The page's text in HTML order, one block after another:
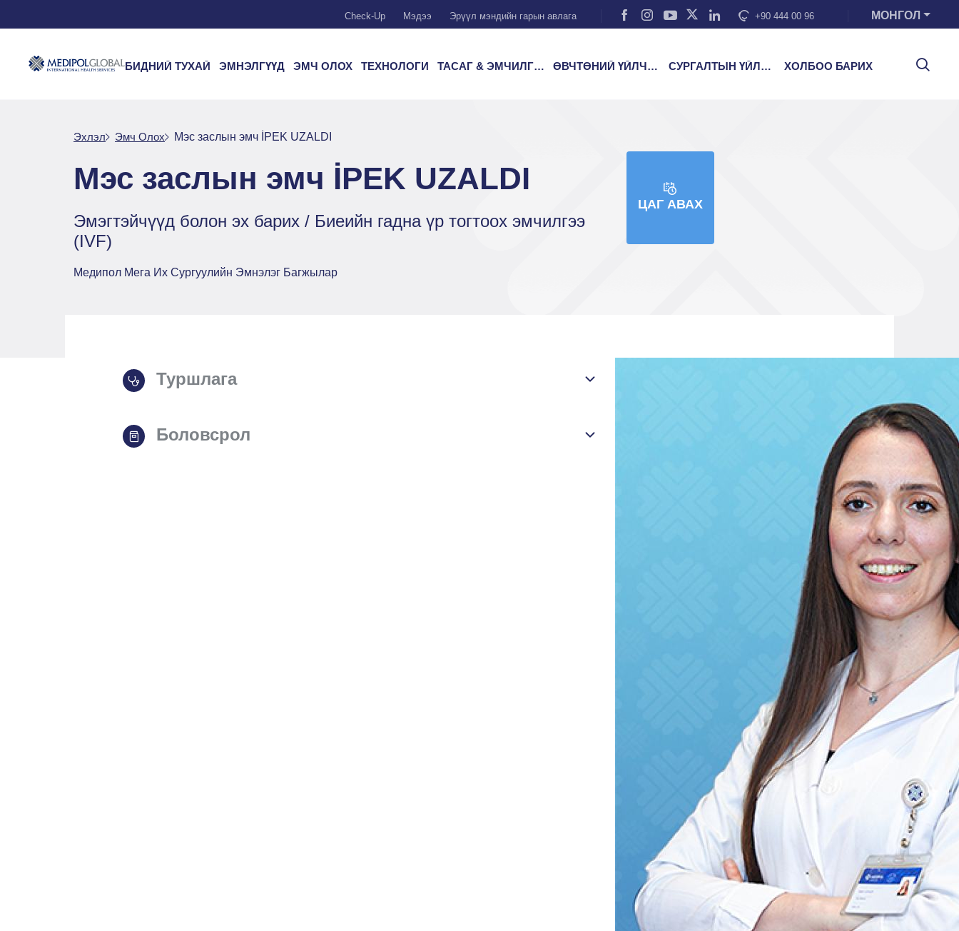
Check-Up Мэдээ Эрүүл мэндийн гарын авлага +90 444 00 96 МОНГОЛ
БИДНИЙ ТУХАЙ ЭМНЭЛГҮҮД ЭМЧ ОЛОХ ТЕХНОЛОГИ ТАСАГ & ЭМЧИЛГЭЭ ӨВЧТӨНИЙ ҮЙЛЧИЛГЭЭ СУРГАЛТЫН ҮЙЛЧИЛГЭЭ ХОЛБОО БАРИХ
Эхлэл Эмч Oлох Мэс заслын эмч İPEK UZALDI
Мэс заслын эмч İPEK UZALDI
Эмэгтэйчүүд болон эх барих / Биеийн гадна үр тогтоох эмчилгээ
(IVF)
Медипол Мега Их Сургуулийн Эмнэлэг Багжылар
ЦАГ АВАХ
Туршлага
Боловсрол